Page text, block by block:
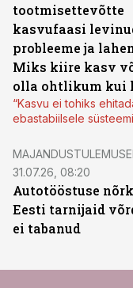
tootmisettevõtte
kasvufaasi
probleeme ja
Miks kiire kasv
olla ohtlikum kui
“Kasvu ei tohiks
ebastabiilsele
31.07.26, 08:20
Autotööstuse
Eesti tarnijaid
ei tabanud